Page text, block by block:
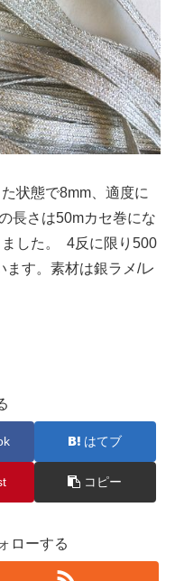
状態で8mm、適度に
長さは50mカセ巻にな
した。 4反に限り500
ます。素材は銀ラメ/レ
はてブ
コピー
ローする